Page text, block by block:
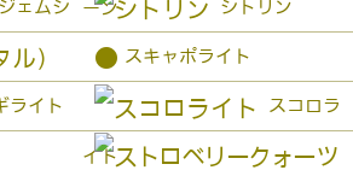
ーン
ジェムシ シトリン
● スキャポライト
ライト スコロラ
イト